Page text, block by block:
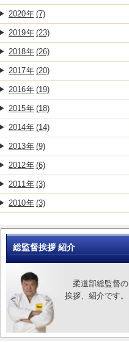
2020 (7)
2019 (23)
2018 (26)
2017 (20)
2016 (19)
2015 (18)
2014 (14)
2013 (9)
2012 (6)
2011 (3)
2010 (3)
総監督挨拶 紹介
柔道部総監督の
挨拶、紹介です。